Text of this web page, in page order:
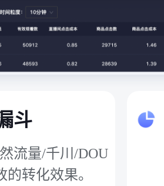
斗
流量/千川/DOU
的转化效果。